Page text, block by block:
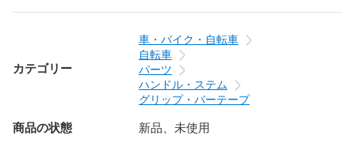
カテゴリー
車・バイク・自転車
自転車
パーツ
ハンドル・ステム
グリップ・バーテープ
商品の状態 新品、未使用